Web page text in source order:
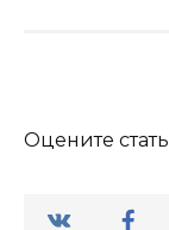
Оцените